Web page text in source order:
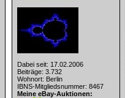
Dabei seit: 17.02.2006
Beiträge: 3.732
Wohnort: Berlin
IBNS-Mitgliedsnummer: 8467
Meine eBay-Auktionen: